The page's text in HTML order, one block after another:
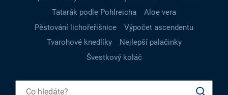
Tatarák podle Pohlreicha
Aloe vera
Pěstování lichořeřišnice
Výpočet ascendentu
Tvarohové knedlíky
Nejlepší palačinky
Švestkový koláč